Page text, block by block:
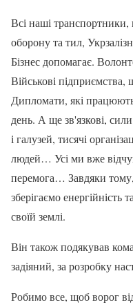
Всі наші транспортники,
оборону та тил,
Бізнес допомагає.
Військові
Дипломати, які
день. А ще зв'язкові,
і галузей, тисячі
людей… Усі ми вже
перемога… Завдяки
зберігаємо
своїй землі.
Він також подякував
задіяний, за розробку
Робимо все, щоб ворог